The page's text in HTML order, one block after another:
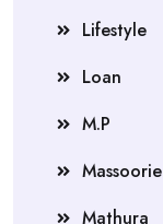
Lifestyle
Loan
M.P
Massoorie
Mathura